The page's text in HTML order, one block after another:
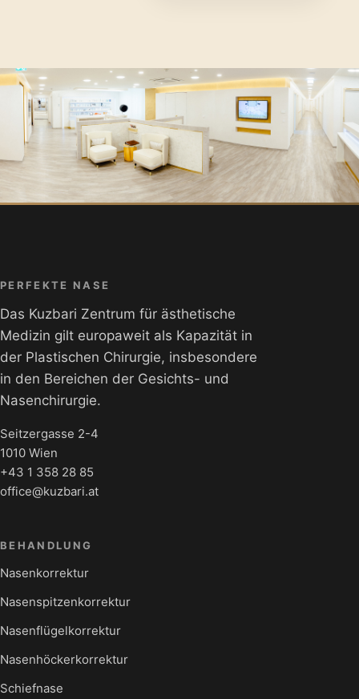
PERFEKTE NASE
Das Kuzbari Zentrum für ästhetische
Medizin gilt europaweit als Kapazität in
der Plastischen Chirurgie, insbesondere
in den Bereichen der Gesichts- und
Nasenchirurgie.
Seitzergasse 2-4
1010 Wien
+43 1 358 28 85
office@kuzbari.at
BEHANDLUNG
Nasenkorrektur
Nasenspitzenkorrektur
Nasenflügelkorrektur
Nasenhöckerkorrektur
Schiefnase